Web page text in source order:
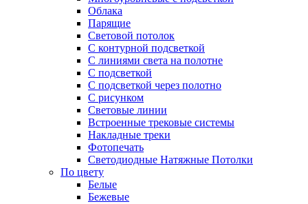
Облака
Парящие
Световой потолок
С контурной подсветкой
С линиями света на полотне
С подсветкой
С подсветкой через полотно
С рисунком
Световые линии
Встроенные трековые системы
Накладные треки
Фотопечать
Светодиодные Натяжные Потолки
По цвету
Белые
Бежевые